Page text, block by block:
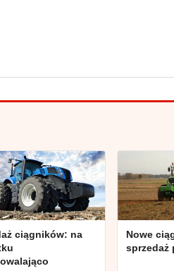
ciągników: na
Nowe
sprzedaż